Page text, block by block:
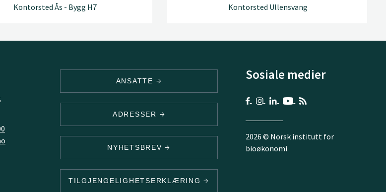
Kontorsted Ås - Bygg H7
Kontorsted Ullensvang
ANSATTE
ADRESSER
NYHETSBREV
TILGJENGELIGHETSERKLÆRING
Sosiale medier
2026 © Norsk institutt for
bioøkonomi